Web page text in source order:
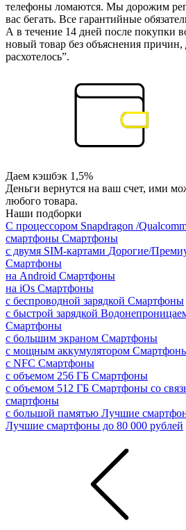
телефоны ломаются. Мы дорожим
вас бегать. Все гарантийные
А в течение 14 дней после покупки
новый товар без объяснения причин,
расхотелось”.
Даем кэшбэк 1,5%
Деньги вернутся на ваш счет, ими
любого товара.
Наши подборки
С процессором Snapdragon /
смартфоны Смартфоны
с двумя SIM-картами Дорогие/
Смартфоны
на Android Смартфоны
на iOs Смартфоны
с беспроводной зарядкой Смартфоны
с быстрой зарядкой
Смартфоны
с большим экраном Смартфоны
с мощным аккумулятором
с NFC Смартфоны
с объемом 256 ГБ Смартфоны
с объемом 512 ГБ Смартфоны со
смартфоны
с большой памятью Лучшие
Лучшие смартфоны до 80 000 рублей